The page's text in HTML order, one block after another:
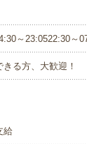
～23:0522:30～
る方、大歓迎！
給